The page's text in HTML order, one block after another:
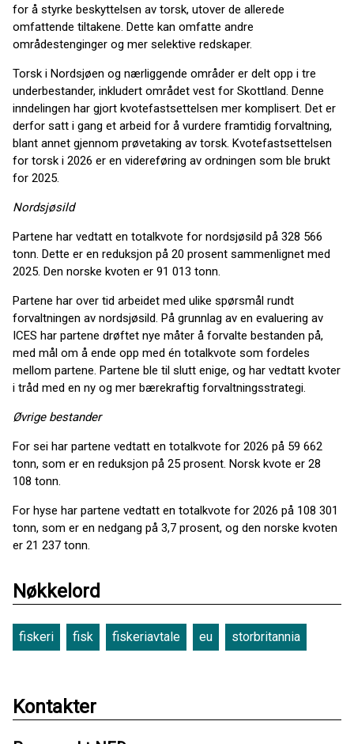
for å styrke beskyttelsen av torsk, utover de allerede
omfattende tiltakene. Dette kan omfatte andre
områdestenginger og mer selektive redskaper.
Torsk i Nordsjøen og nærliggende områder er delt opp i tre
underbestander, inkludert området vest for Skottland. Denne
inndelingen har gjort kvotefastsettelsen mer komplisert. Det er
derfor satt i gang et arbeid for å vurdere framtidig forvaltning,
blant annet gjennom prøvetaking av torsk. Kvotefastsettelsen
for torsk i 2026 er en videreføring av ordningen som ble brukt
for 2025.
Nordsjøsild
Partene har vedtatt en totalkvote for nordsjøsild på 328 566
tonn. Dette er en reduksjon på 20 prosent sammenlignet med
2025. Den norske kvoten er 91 013 tonn.
Partene har over tid arbeidet med ulike spørsmål rundt
forvaltningen av nordsjøsild. På grunnlag av en evaluering av
ICES har partene drøftet nye måter å forvalte bestanden på,
med mål om å ende opp med én totalkvote som fordeles
mellom partene. Partene ble til slutt enige, og har vedtatt kvoter
i tråd med en ny og mer bærekraftig forvaltningsstrategi.
Øvrige bestander
For sei har partene vedtatt en totalkvote for 2026 på 59 662
tonn, som er en reduksjon på 25 prosent. Norsk kvote er 28
108 tonn.
For hyse har partene vedtatt en totalkvote for 2026 på 108 301
tonn, som er en nedgang på 3,7 prosent, og den norske kvoten
er 21 237 tonn.
Nøkkelord
fiskeri fisk fiskeriavtale eu storbritannia
Kontakter